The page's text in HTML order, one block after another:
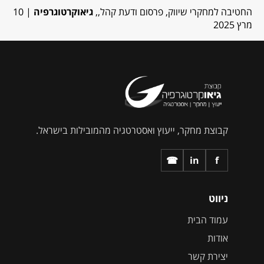
החטיבה למחקרי שיווק, פרסום ודעת קהל,,גיאוקרטוגרפיה
| 10
מרץ 2025
קבוצת מחקר, ייעוץ ואסטרטגיה מהמובילות בישראל.
f
in
☎
ניווט
עמוד הבית
אודות
יצירת קשר